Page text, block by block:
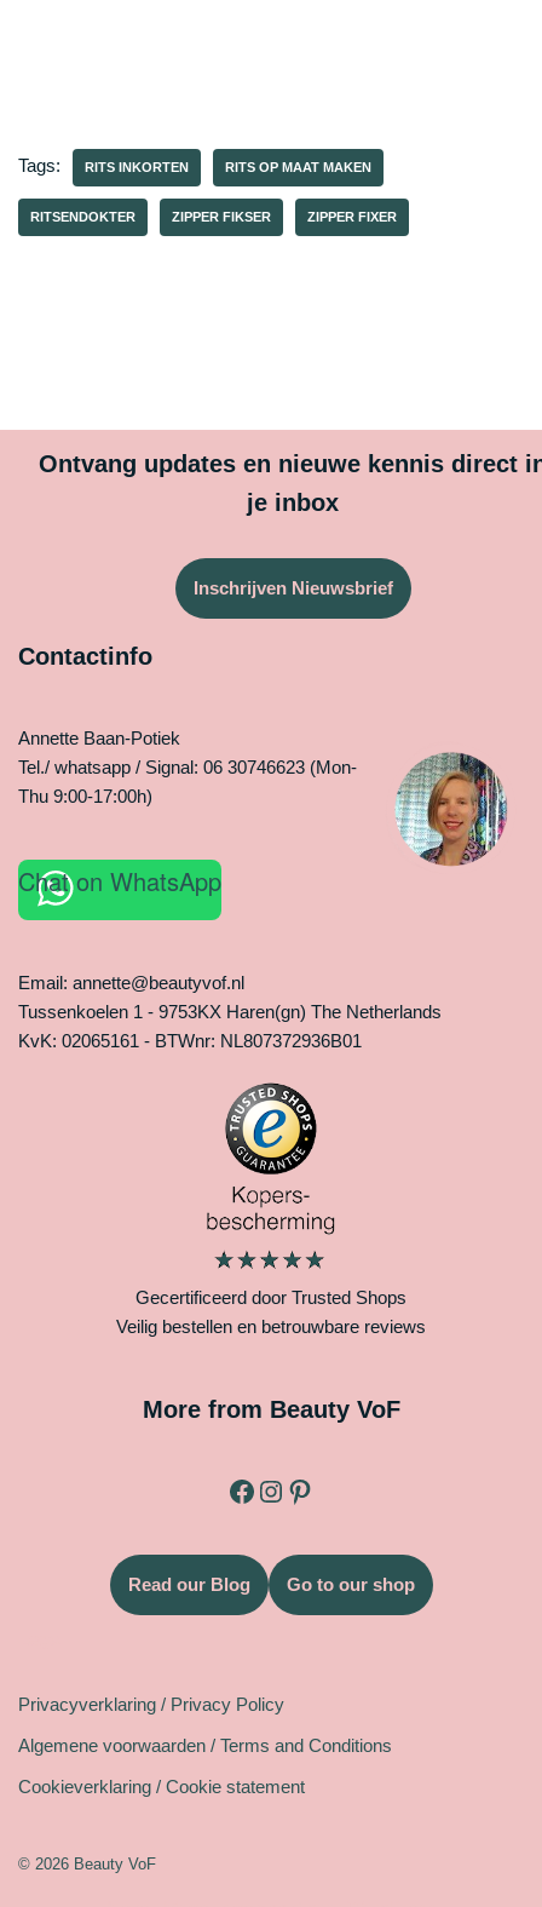
Tags: RITS INKORTEN RITS OP MAAT MAKEN
RITSENDOKTER ZIPPER FIKSER ZIPPER FIXER
Ontvang updates en nieuwe kennis direct
je inbox
Inschrijven Nieuwsbrief
Contactinfo
Annette Baan-Potiek
Tel./ whatsapp / Signal: 06 30746623 (Mon-
Thu 9:00-17:00h)
Chat on WhatsApp
Email: annette@beautyvof.nl
Tussenkoelen 1 - 9753KX Haren(gn) The Netherlands
KvK: 02065161 - BTWnr: NL807372936B01
Gecertificeerd door Trusted Shops
Veilig bestellen en betrouwbare reviews
More from Beauty VoF
Read our Blog Go to our shop
Privacyverklaring / Privacy Policy
Algemene voorwaarden / Terms and Conditions
Cookieverklaring / Cookie statement
© 2026 Beauty VoF